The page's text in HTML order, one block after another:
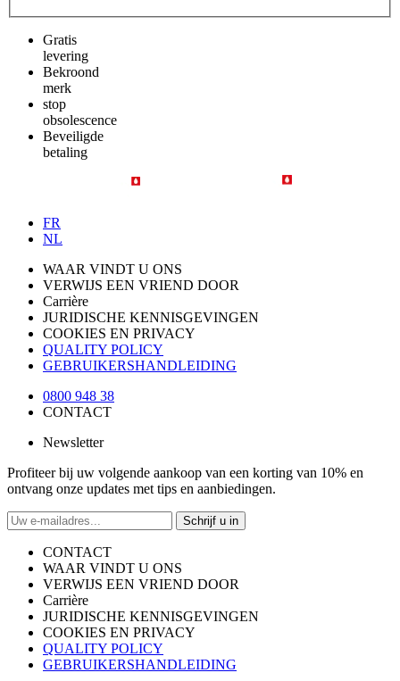
Gratis
levering
Bekroond
merk
stop
obsolescence
Beveiligde
betaling
FR
NL
WAAR VINDT U ONS
VERWIJS EEN VRIEND DOOR
Carrière
JURIDISCHE KENNISGEVINGEN
COOKIES EN PRIVACY
QUALITY POLICY
GEBRUIKERSHANDLEIDING
0800 948 38
CONTACT
Newsletter
Profiteer bij uw volgende aankoop van een korting van 10% en
ontvang onze updates met tips en aanbiedingen.
Schrijf u in
CONTACT
WAAR VINDT U ONS
VERWIJS EEN VRIEND DOOR
Carrière
JURIDISCHE KENNISGEVINGEN
COOKIES EN PRIVACY
QUALITY POLICY
GEBRUIKERSHANDLEIDING